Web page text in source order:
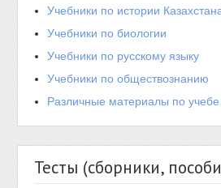
Учебники по истории
Учебники по биологии
Учебники по русскому языку
Учебники по обществознанию
Различные материалы по учебе
Тесты (сборники,